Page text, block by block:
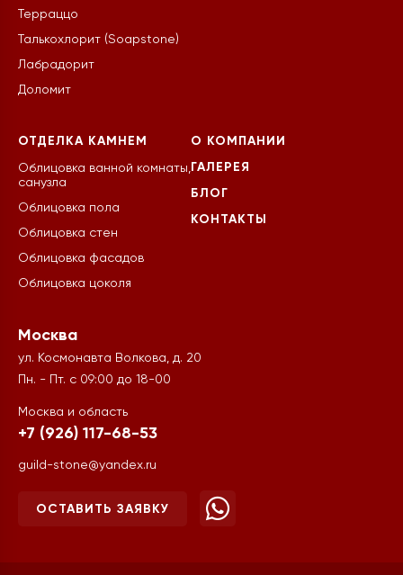
Терраццо
Талькохлорит (Soapstone)
Лабрадорит
Доломит
ОТДЕЛКА КАМНЕМ
Облицовка ванной комнаты,
санузла
Облицовка пола
Облицовка стен
Облицовка фасадов
Облицовка цоколя
О КОМПАНИИ
ГАЛЕРЕЯ
БЛОГ
КОНТАКТЫ
Москва
ул. Космонавта Волкова, д. 20
Пн. - Пт. с 09:00 до 18-00
Москва и область
+7 (926) 117-68-53
guild-stone@yandex.ru
ОСТАВИТЬ ЗАЯВКУ